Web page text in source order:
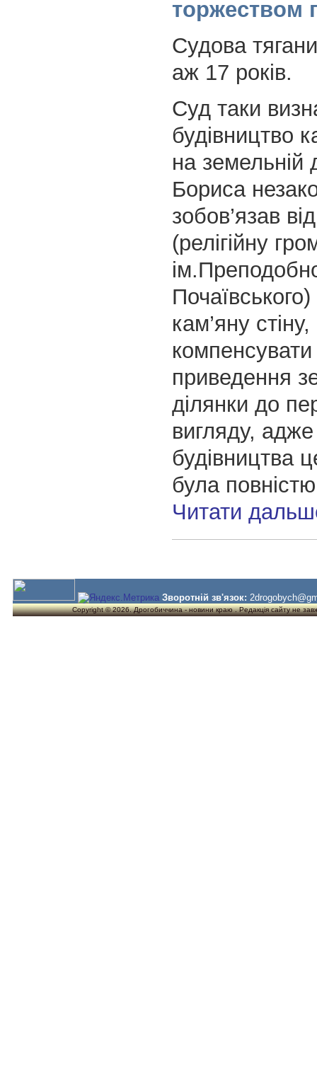
торжеством
Судова
аж 17 років.
Суд таки
будівництво
на земельній
Бориса
зобов’язав
(релігійну
кам’яну стіну,
приведення
ділянки до
вигляду,
будівництва
була
Читати
Зворотній зв'язок:
Copyright © 2026. Дрогобиччина - новини краю . Редакція сайту не